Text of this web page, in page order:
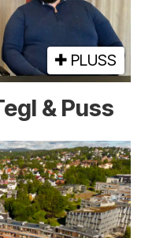
PLUSS
& Puss